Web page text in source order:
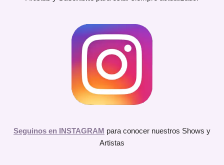
Seguinos en INSTAGRAM para conocer nuestros Shows y
Artistas